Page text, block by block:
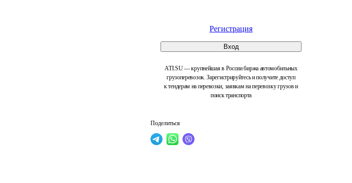
Регистрация
Вход
ATI.SU — крупнейшая в России биржа автомобильных
грузоперевозок. Зарегистрируйтесь и получите доступ
к тендерам на перевозки, заявкам на перевозку грузов и
поиск транспорта
Поделиться